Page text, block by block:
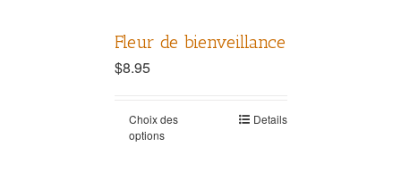
Fleur de bienveillance
$8.95
Choix des
options
Details